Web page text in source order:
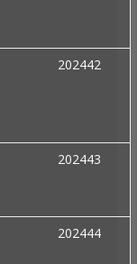
202442
202443
202444